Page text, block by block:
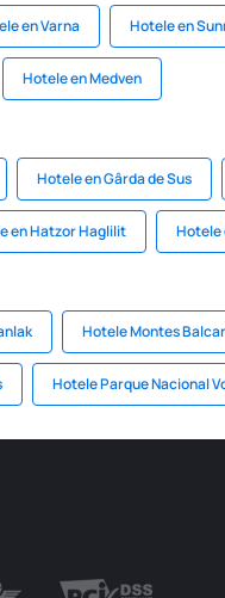
en Varna Hotele en
Hotele en Medven
Hotele en Gârda de Sus
en Hatzor Haglilit Hotele
Hotele Montes
Hotele Parque Nacional